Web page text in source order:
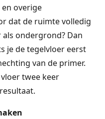
en overige
dat de ruimte volledig
als ondergrond? Dan
je de tegelvloer eerst
van de primer.
twee keer